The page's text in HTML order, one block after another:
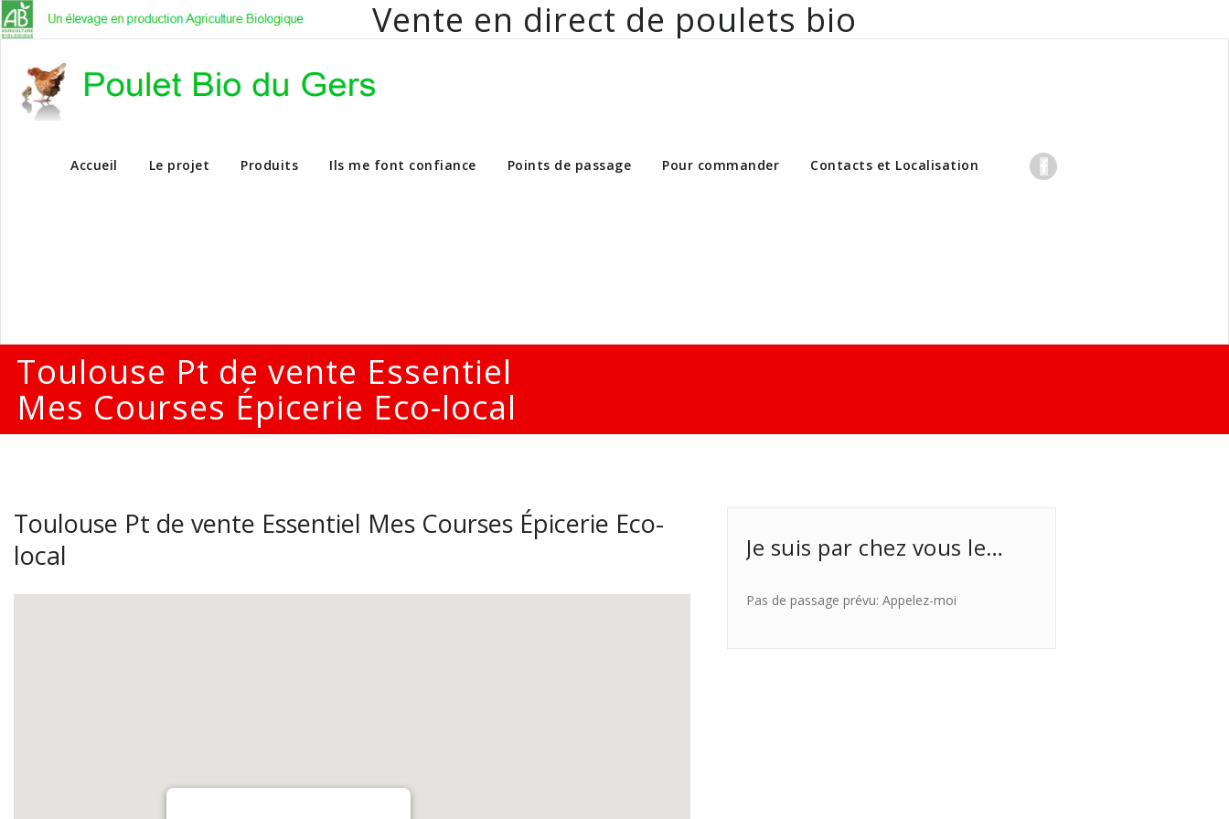
Vente en direct de poulets bio
Vente en direct de poulets bio aux particuliers et professionnels
Accueil Le projet Produits Ils me font confiance Points de passage Pour commander Contacts et Localisation
Toulouse Pt de vente Essentiel
Mes Courses Épicerie Eco-local
Toulouse Pt de vente Essentiel Mes Courses Épicerie Eco-
local
Je suis par chez vous le…
Pas de passage prévu: Appelez-moi